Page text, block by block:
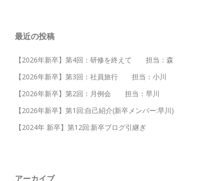
最近の投稿
【2026年新卒】第4回：研修を終えて 担当：森
【2026年新卒】第3回：社員旅行 担当：小川
【2026年新卒】第2回：月例会 担当：早川
【2026年新卒】第1回:自己紹介(新卒メンバー:早川)
【2024年 新卒】第12回:新卒ブログ引継ぎ
アーカイブ